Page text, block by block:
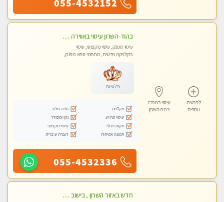
055-4532152
לפרטים
נוספים
עיסוי במרכז
רמת השרון
בהוד-השרון עיסוי באווירה ביתית רגועה
עיסוי מפנק, עיסוי מקצועי, עיסוי
בקלניקה פרטית, מתחמי ספא מפנק,
פלטינה
מקלחת
חניה חינם
עיסוי מרגיע
נקי ומסודר
מקום פרטי
עיסוי מקצועי
תמונה אמיתית
דוברת עיברית
055-4532336
חדש באזור השרון , בישוב ניצני עוז ! נבחרת מטפלות ומטפלים